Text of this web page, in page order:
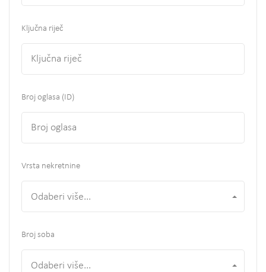
Ključna riječ
Broj oglasa (ID)
Vrsta nekretnine
Odaberi više...
Broj soba
Odaberi više...